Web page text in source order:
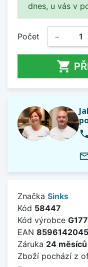
dnes, u vás v
Počet −

Značka Sinks
Kód 58447
Kód výrobce
EAN
Záruka 24 měsíců
Zboží pochází z